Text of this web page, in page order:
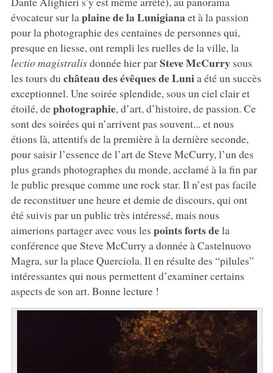
évocateur sur la plaine de la Lunigianaet à la passion
pour la photographie des centaines de personnes qui,
presque en liesse, ont rempli les ruelles de la ville, la
lectio magistralisdonnée hier parSteve McCurrysous
les tours du château des évêques de Lunia été un succès
exceptionnel. Une soirée splendide, sous un ciel clair et
étoilé, dephotographie, d’art, d’histoire, de passion. Ce
sont des soirées qui n’arrivent pas souvent... et nous
étions là, attentifs de la première à la dernière seconde,
pour saisir l’essence de l’art de Steve McCurry, l’un des
plus grands photographes du monde, acclamé à la fin par
le public presque comme une rock star. Il n’est pas facile
de reconstituer une heure et demie de discours, qui ont
été suivis par un public très intéressé, mais nous
aimerions partager avec vous les points forts dela
conférence que Steve McCurry a donnée à Castelnuovo
Magra, sur la place Querciola. Il en résulte des “pilules”
intéressantes qui nous permettent d’examiner certains
aspects de son art. Bonne lecture !